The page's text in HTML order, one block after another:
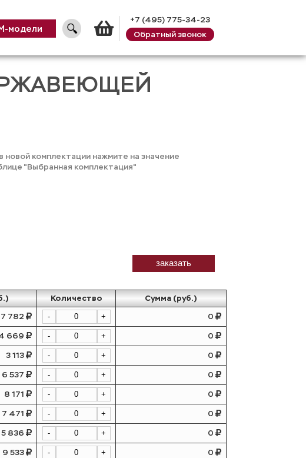
модели
Корзина
+7 (495) 775-34-23
Обратный звонок
новой комплектации нажмите на значение
"Выбранная комплектация"
заказать
Количество
Сумма (руб.)
7 782 - +
0
669 - +
0
3 113 - +
0
6 537 - +
0
8 171 - +
0
7 471 - +
0
5 836 - +
0
9 533 - +
0